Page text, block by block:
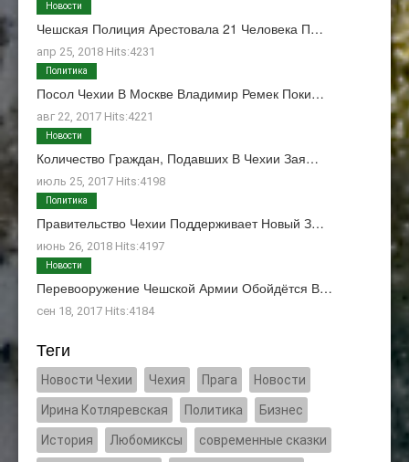
Чешская Полиция Арестовала 21 Человека П…
апр 25, 2018 Hits:4231
Новости
Посол Чехии В Москве Владимир Ремек Поки…
авг 22, 2017 Hits:4221
Политика
Количество Граждан, Подавших В Чехии Зая…
июль 25, 2017 Hits:4198
Новости
Правительство Чехии Поддерживает Новый З…
июнь 26, 2018 Hits:4197
Политика
Перевооружение Чешской Армии Обойдётся В…
сен 18, 2017 Hits:4184
Новости
Теги
Новости Чехии Чехия Прага Новости
Ирина Котляревская Политика Бизнес
История Любомиксы современные сказки